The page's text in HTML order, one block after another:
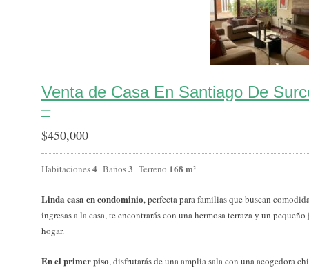
Venta de Casa En Santiago De
–
$450,000
Habitaciones4 Baños3 Terreno 168 m²
Linda casa en condominio, perfecta para familias que buscan
ingresas a la casa, te encontrarás con una hermosa terraza y un
hogar.
En el primer piso, disfrutarás de una amplia sala con una acogedora